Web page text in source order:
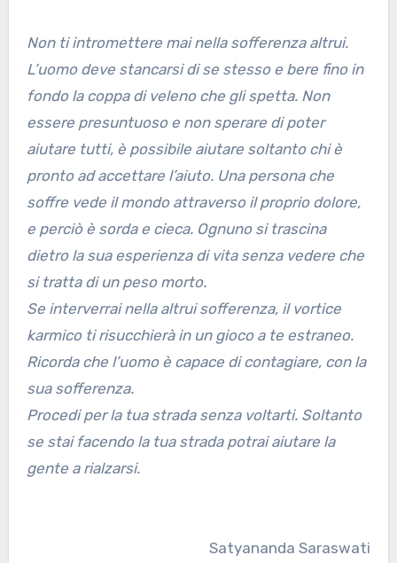
Non ti intromettere mai nella sofferenza altrui.
L’uomo deve stancarsi di se stesso e bere fino in
fondo la coppa di veleno che gli spetta. Non
essere presuntuoso e non sperare di poter
aiutare tutti, è possibile aiutare soltanto chi è
pronto ad accettare l’aiuto. Una persona che
soffre vede il mondo attraverso il proprio dolore,
e perciò è sorda e cieca. Ognuno si trascina
dietro la sua esperienza di vita senza vedere che
si tratta di un peso morto.
Se interverrai nella altrui sofferenza, il vortice
karmico ti risucchierà in un gioco a te estraneo.
Ricorda che l’uomo è capace di contagiare, con la
sua sofferenza.
Procedi per la tua strada senza voltarti. Soltanto
se stai facendo la tua strada potrai aiutare la
gente a rialzarsi.
Satyananda Saraswati